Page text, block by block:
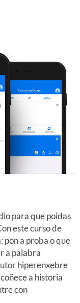
para que poidas
este curso de
a proba o que
a palabra
hiperenxebre
a historia
con